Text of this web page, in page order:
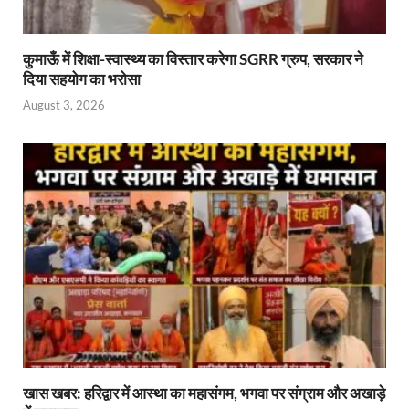
कुमाऊँ में शिक्षा-स्वास्थ्य का विस्तार करेगा SGRR ग्रुप, सरकार ने
दिया सहयोग का भरोसा
August 3, 2026
खास खबर: हरिद्वार में आस्था का महासंगम, भगवा पर संग्राम और अखाड़े